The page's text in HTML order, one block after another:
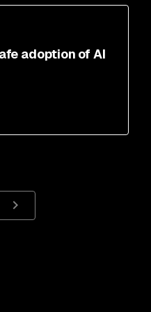
adoption of AI